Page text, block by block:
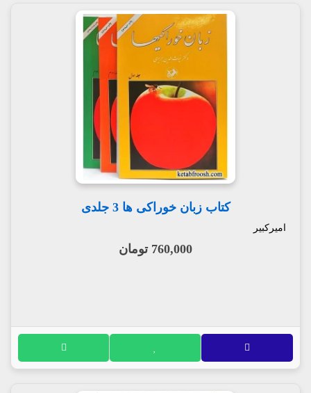
کتاب زبان خوراکی ها 3 جلدی
امیرکبیر
760,000 تومان